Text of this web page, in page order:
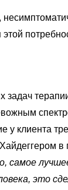
задач
у клиента
самое
это